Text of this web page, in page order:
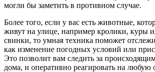
могли бы заметить в противном случае.
Более того, если у вас есть животные,
живут на улице, например кролики, куры
свинки, то умная техника поможет
как изменение погодных условий или
Это позволит вам следить за
дома, и оперативно реагировать на любую